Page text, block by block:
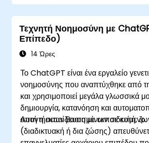
Τεχνητή Νοημοσύνη με
Επίπεδο)
14 Ώρες
Το ChatGPT είναι ένα εργαλείο
νοημοσύνης που αναπτύχθηκε από
και χρησιμοποιεί μεγάλα γλωσσικά
δημιουργία, κατανόηση και
απαντήσεων βασισμένων σε κείμενο.
Αυτή η εκπαίδευση με εκπαιδευτή,
(διαδικτυακή ή δια ζώσης)